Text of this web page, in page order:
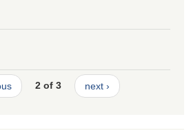
2 of 3 next ›